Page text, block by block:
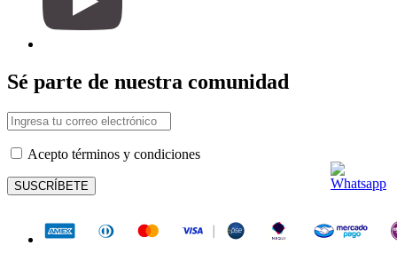
Sé parte de nuestra comunidad
Acepto términos y condiciones